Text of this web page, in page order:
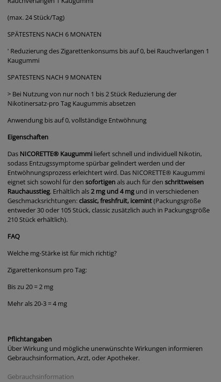
(max. 24 Stück/Tag)
SPÄTESTENS NACH 6 MONATEN
' Reduzierung des Zigarettenkonsums bis auf 0, bei Rauchverlangen 1
Kaugummi
SPATESTENS NACH 9 MONATEN
> Bei Nutzung von nur noch 1 bis 2 Stück Reduzierung der
Nikotinersatz-pro Tag Kaugummis absetzen
Anwendung bis auf 0, vollständige Entwöhnung
Eigenschaften
Das NICORETTE® Kaugummi liefert schnell und individuell Nikotin,
sodass Entzugssymptome spürbar gelindert werden und der
Entwöhnungsprozess erleichtert wird. Das NICORETTE® Kaugummi
eignet sich sowohl für den sofortigenals auch für den schrittweisen
Rauchausstieg. Erhältlich als2 mg und 4 mgund in verschiedenen
Geschmacksrichtungen:classic, freshfruit, icemint(Packungsgröße
entweder 30 oder 105 Stück, classic zusätzlich auch in Packungsgröße
210 Stück erhältlich).
FAQ
Welche mg-Stärke ist für mich richtig?
Zigarettenkonsum pro Tag:
Bis zu 20 = 2 mg
Mehr als 20-3 = 4 mg
Pflichtangaben
Über Wirkung und mögliche unerwünschte Wirkungen informieren
Gebrauchsinformation, Arzt, oder Apotheker.
Gebrauchsinformation